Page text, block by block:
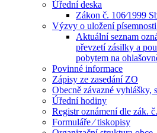
Úřední deska
Zákon č. 106⁄1999
Výzvy o uložení písemnosti
Aktuální seznam
převzetí zásilky a
pobytem na
Povinné informace
Zápisy ze zasedání ZO
Obecně závazné vyhlášky,
Úřední hodiny
Registr oznámení dle zák.
Formuláře ⁄ tiskopisy